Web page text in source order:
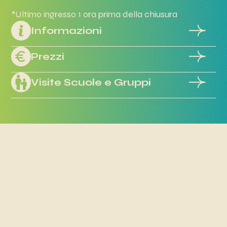
*Ultimo ingresso 1 ora prima della chiusura
Informazioni
Prezzi
Visite Scuole e Gruppi